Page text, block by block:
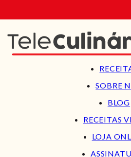
SOBRE
BLOG
RECEITAS
LOJA